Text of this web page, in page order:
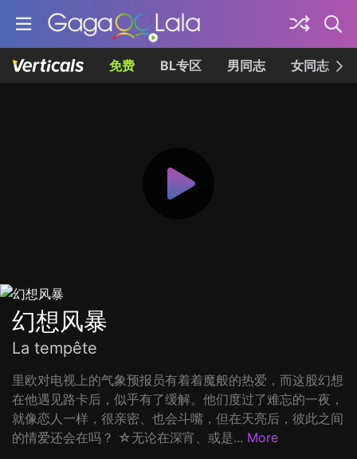
免费 BL专区 男同志 女同志
幻想风暴
La tempête
里欧对电视上的气象预报员有着着魔般的热爱，而这股幻想
在他遇见路卡后，似乎有了缓解。他们度过了难忘的一夜，
就像恋人一样，很亲密、也会斗嘴，但在天亮后，彼此之间
的情爱还会在吗？ ☆无论在深宵、或是... More